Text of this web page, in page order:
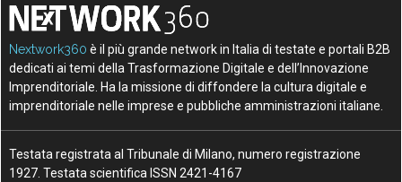
Nextwork360 è il più grande network in Italia di testate e portali B2B
dedicati ai temi della Trasformazione Digitale e dell’Innovazione
Imprenditoriale. Ha la missione di diffondere la cultura digitale e
imprenditoriale nelle imprese e pubbliche amministrazioni italiane.
Testata registrata al Tribunale di Milano, numero registrazione
1927. Testata scientifica ISSN 2421-4167